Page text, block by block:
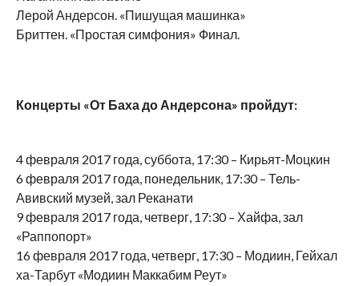
Лерой Андерсон. «Пишущая машинка»
Бриттен. «Простая симфония» Финал.
Концерты «От Баха до Андерсона» пройдут:
4 февраля 2017 года, суббота, 17:30 – Кирьят-Моцкин
6 февраля 2017 года, понедельник, 17:30 – Тель-
Авивский музей, зал Реканати
9 февраля 2017 года, четверг, 17:30 – Хайфа, зал
«Раппопорт»
16 февраля 2017 года, четверг, 17:30 – Модиин, Гейхал
ха-Тарбут «Модиин Маккабим Реут»